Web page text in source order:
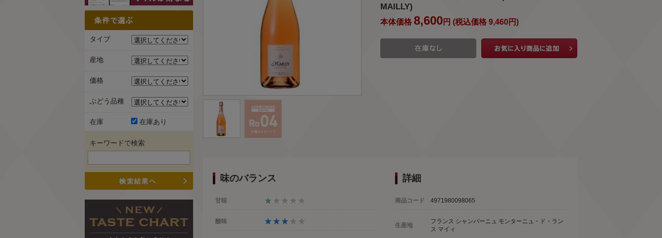
MAILLY)
本体価格 8,600円 (税込価格 9,460円)
詳細
商品コード 4971980098065
生産地
フランス シャンパーニュ モンターニュ・ド・ラン
ス マイィ
味のバランス
甘味
酸味
タイプ
産地
価格
ぶどう品種
在庫 在庫あり
キーワードで検索